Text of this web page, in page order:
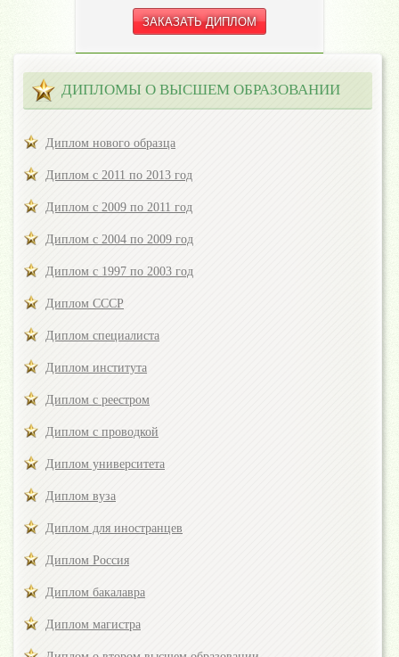
ДИПЛОМЫ О ВЫСШЕМ ОБРАЗОВАНИИ
Диплом нового образца
Диплом с 2011 по 2013 год
Диплом с 2009 по 2011 год
Диплом с 2004 по 2009 год
Диплом с 1997 по 2003 год
Диплом СССР
Диплом специалиста
Диплом института
Диплом с реестром
Диплом с проводкой
Диплом университета
Диплом вуза
Диплом для иностранцев
Диплом Россия
Диплом бакалавра
Диплом магистра